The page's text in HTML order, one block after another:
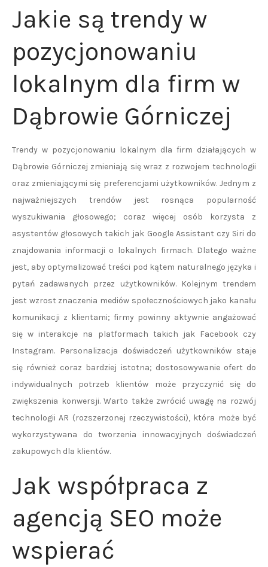
Jakie są trendy w
pozycjonowaniu
lokalnym dla firm w
Dąbrowie Górniczej
Trendy w pozycjonowaniu lokalnym dla firm działających w
Dąbrowie Górniczej zmieniają się wraz z rozwojem technologii
oraz zmieniającymi się preferencjami użytkowników. Jednym z
najważniejszych trendów jest rosnąca popularność
wyszukiwania głosowego; coraz więcej osób korzysta z
asystentów głosowych takich jak Google Assistant czy Siri do
znajdowania informacji o lokalnych firmach. Dlatego ważne
jest, aby optymalizować treści pod kątem naturalnego języka i
pytań zadawanych przez użytkowników. Kolejnym trendem
jest wzrost znaczenia mediów społecznościowych jako kanału
komunikacji z klientami; firmy powinny aktywnie angażować
się w interakcje na platformach takich jak Facebook czy
Instagram. Personalizacja doświadczeń użytkowników staje
się również coraz bardziej istotna; dostosowywanie ofert do
indywidualnych potrzeb klientów może przyczynić się do
zwiększenia konwersji. Warto także zwrócić uwagę na rozwój
technologii AR (rozszerzonej rzeczywistości), która może być
wykorzystywana do tworzenia innowacyjnych doświadczeń
zakupowych dla klientów.
Jak współpraca z
agencją SEO może
wspierać